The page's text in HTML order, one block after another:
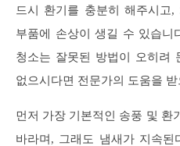
드시 환기를 충분히 해주시고
부품에 손상이 생길 수 있습니
청소는 잘못된 방법이 오히려
없으시다면 전문가의 도움을
먼저 가장 기본적인 송풍 및 환
바라며, 그래도 냄새가 지속